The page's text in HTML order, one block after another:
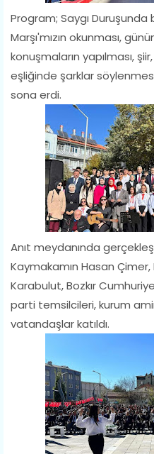
Program; Saygı Duruşunda
Marşı'mızın okunması,
konuşmaların yapılması,
eşliğinde şarklar
sona erdi.
Anıt meydanında
Kaymakamın Hasan Çimer,
Karabulut, Bozkır
parti temsilcileri, kurum
vatandaşlar katıldı.